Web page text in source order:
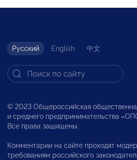
Русский English 中文
© 2023 Общероссийская
и среднего предпринимательства
Все права защищены.
Комментарии на сайте проходят
требованиям российского